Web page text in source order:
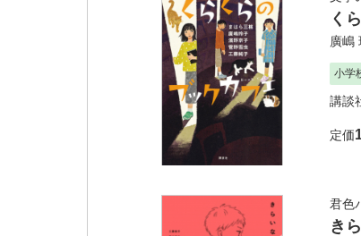
く
廣嶋
小学
講談
定価
君色
き